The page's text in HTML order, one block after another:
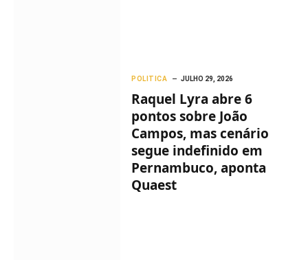
POLITICA JULHO 29, 2026
Raquel Lyra abre 6
pontos sobre João
Campos, mas cenário
segue indefinido em
Pernambuco, aponta
Quaest